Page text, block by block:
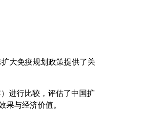
大免疫规划政策提供了关
进行比较，评估了中国扩
与经济价值。